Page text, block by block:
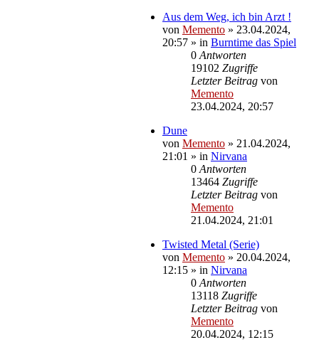
Aus dem Weg, ich bin Arzt !
von Memento » 23.04.2024,
20:57 » in Burntime das Spiel
0 Antworten
19102 Zugriffe
Letzter Beitrag von
Memento
23.04.2024, 20:57
Dune
von Memento » 21.04.2024,
21:01 » in Nirvana
0 Antworten
13464 Zugriffe
Letzter Beitrag von
Memento
21.04.2024, 21:01
Twisted Metal (Serie)
von Memento » 20.04.2024,
12:15 » in Nirvana
0 Antworten
13118 Zugriffe
Letzter Beitrag von
Memento
20.04.2024, 12:15